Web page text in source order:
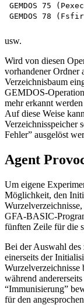
GEMDOS 75
usw.
Wird von diesen
vorhandener Ordner
Verzeichnisbaum
GEMDOS-
mehr erkannt
Auf diese Weise
Verzeichnisspeicher
Fehler” ausgelöst
Agent
Um eigene
Möglichkeit, den
GFA-BASIC-
fünften Zeile für die
Bei der Auswahl des
einerseits der
Wurzelverzeichnisse
während
“Immunisierung”
für den